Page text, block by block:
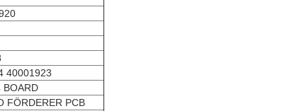
40001923
BOARD
FÖRDERER PCB